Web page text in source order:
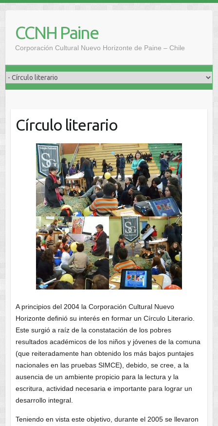
contenidoCCNH Paine
Corporación Cultural Nuevo Horizonte de Paine – Chile
Círculo literario
A principios del 2004 la Corporación Cultural Nuevo
Horizonte definió su interés en formar un Círculo Literario.
Este surgió a raíz de la constatación de los pobres
resultados académicos de los niños y jóvenes de la comuna
(que reiteradamente han obtenido los más bajos puntajes
nacionales en las pruebas SIMCE), debido, se cree, a la
ausencia de un ambiente propicio para la lectura y la
escritura, actividad necesaria e importante para lograr un
desarrollo integral.
Teniendo en vista este objetivo, durante el 2005 se llevaron